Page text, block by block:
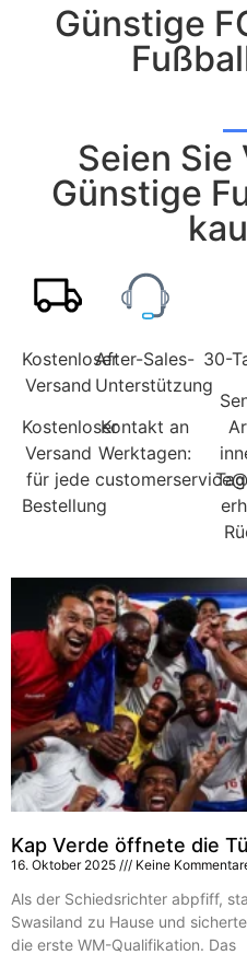
Günstige
Seien
Günstige
Kostenloser
Versand
Kostenloser
Versand
für jede
Bestellung
After-Sales-
Unterstützung
Kontakt an
Werktagen:
30-
Kap Verde öffnete die
16. Oktober 2025 Keine
Als der Schiedsrichter abpfiff,
Swasiland zu Hause und
die erste WM-Qualifikation. Das